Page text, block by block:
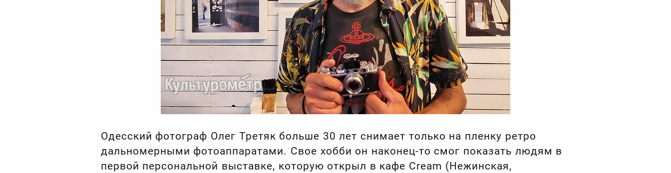
Одесский фотограф Олег Третяк больше 30 лет снимает только на пленку ретро
дальномерными фотоаппаратами. Свое хобби он наконец-то смог показать людям в
первой персональной выставке, которую открыл в кафе Cream (Нежинская,